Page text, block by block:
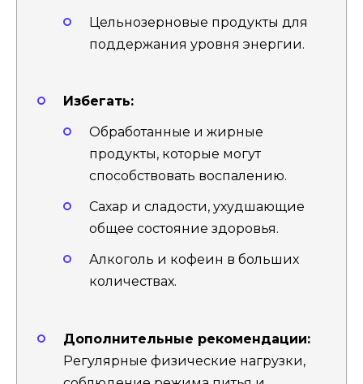
Цельнозерновые продукты для
поддержания уровня энергии.
Избегать:
Обработанные и жирные
продукты, которые могут
способствовать воспалению.
Сахар и сладости, ухудшающие
общее состояние здоровья.
Алкоголь и кофеин в больших
количествах.
Дополнительные рекомендации:
Регулярные физические нагрузки,